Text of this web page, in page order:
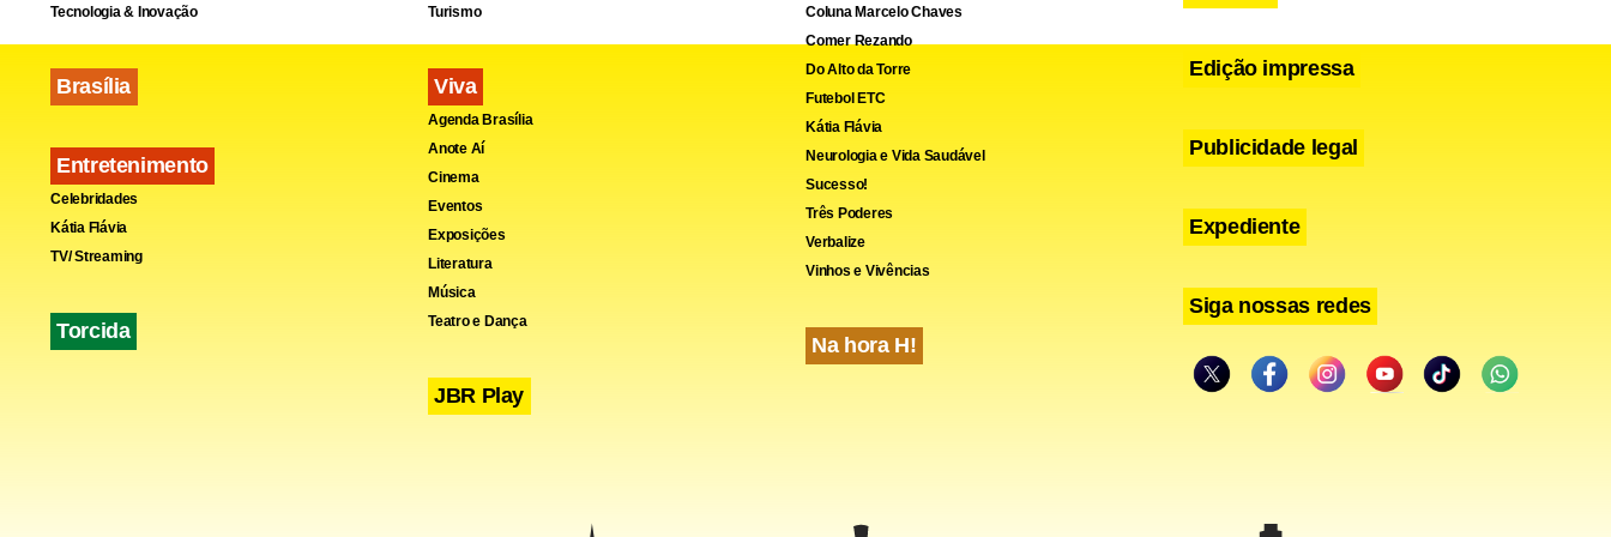
Estadão Conteúdo
Facebook
WhatsApp Telegram
Share
Tecnologia & Inovação
Brasília
Entretenimento
Celebridades
Kátia Flávia
TV/ Streaming
Torcida
Turismo
Viva
Agenda Brasília
Anote Aí
Cinema
Eventos
Exposições
Literatura
Música
Teatro e Dança
JBR Play
Coluna Marcelo Chaves
Comer Rezando
Do Alto da Torre
Futebol ETC
Kátia Flávia
Neurologia e Vida Saudável
Sucesso!
Três Poderes
Verbalize
Vinhos e Vivências
Na hora H!
Edição impressa
Publicidade legal
Expediente
Siga nossas redes